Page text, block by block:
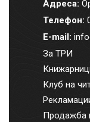
Адреса:
Телефон:
E-mail:
За ТРИ
Клуб на
Продажба